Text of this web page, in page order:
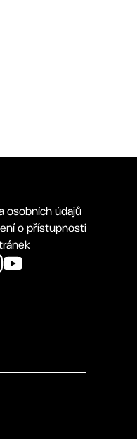
osobních údajů
o přístupnosti